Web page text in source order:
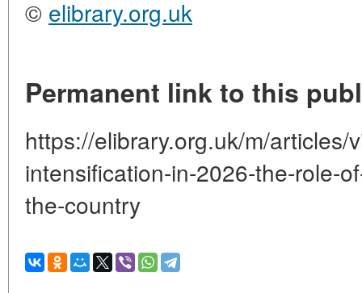
© elibrary.org.uk
Permanent link to this
https://elibrary.org.uk/m/articles/
intensification-in-2026-the-role-
the-country